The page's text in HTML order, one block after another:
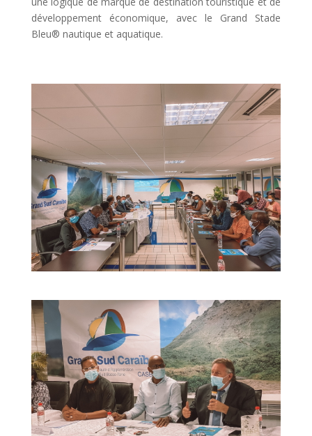
développement économique, avec le Grand Stade
Bleu® nautique et aquatique.